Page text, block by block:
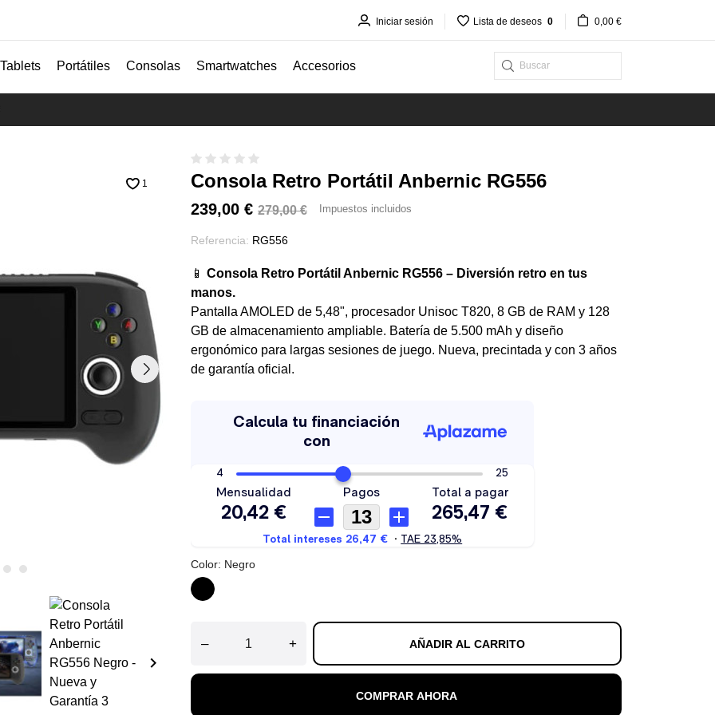
Iniciar sesión Lista de deseos 0 0,00 €
Tablets Portátiles Consolas Smartwatches Accesorios
keyboard_arrow_right
1 Consola Retro Portátil Anbernic RG556
239,00 € 279,00 € Impuestos incluidos
Referencia: RG556
📱 Consola Retro Portátil Anbernic RG556 – Diversión retro en tus
manos.
Pantalla AMOLED de 5,48", procesador Unisoc T820, 8 GB de RAM y 128
GB de almacenamiento ampliable. Batería de 5.500 mAh y diseño
ergonómico para largas sesiones de juego. Nueva, precintada y con 3 años
de garantía oficial.
Color: Negro
Negro
– + AÑADIR AL CARRITO
COMPRAR AHORA